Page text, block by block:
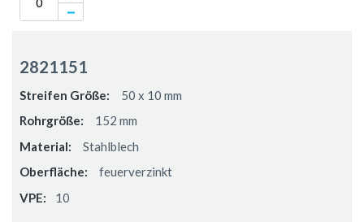
2821151
50 x 10 mm
152 mm
Stahlblech
feuerverzinkt
10